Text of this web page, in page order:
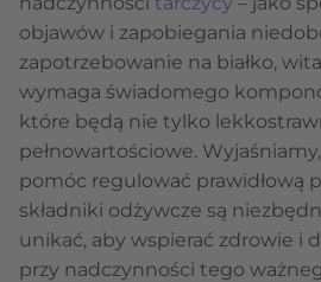
objawów i zapobiegania
zapotrzebowanie na białko,
wymaga świadomego
które będą nie tylko
pełnowartościowe.
pomóc regulować prawidłową
składniki odżywcze są
unikać, aby wspierać zdrowie i
przy nadczynności tego